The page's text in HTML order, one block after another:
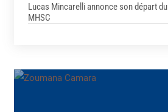
Lucas Mincarelli annonce son départ du
MHSC